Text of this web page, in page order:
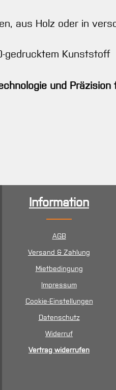
aus Holz oder in
gedrucktem Kunststoff
und
Information
AGB
Versand & Zahlung
Mietbedingung
Impressum
Cookie-Einstellungen
Datenschutz
Widerruf
Vertrag widerrufen